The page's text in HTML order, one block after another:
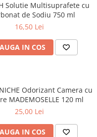
Solutie Multisuprafete cu
de Sodiu 750 ml
16,50 Lei
IN COS
Odorizant Camera cu
MADEMOSELLE 120 ml
25,00 Lei
IN COS